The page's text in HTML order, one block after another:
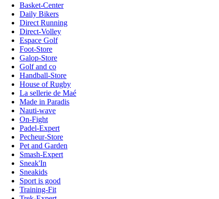
Basket-Center
Daily Bikers
Direct Running
Direct-Volley
Espace Golf
Foot-Store
Galop-Store
Golf and co
Handball-Store
House of Rugby
La sellerie de Maé
Made in Paradis
Nauti-wave
On-Fight
Padel-Expert
Pecheur-Store
Pet and Garden
Smash-Expert
Sneak'In
Sneakids
Sport is good
Training-Fit